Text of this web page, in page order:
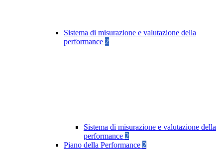
Sistema di misurazione e valutazione della
performance 2
Sistema di misurazione e valutazione della
performance 2
Piano della Performance 2